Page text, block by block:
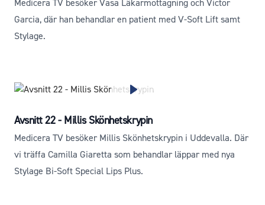
Medicera TV besöker Vasa Läkarmottagning och Victor
Garcia, där han behandlar en patient med V-Soft Lift samt
Stylage.
Avsnitt 22 - Millis Skönhetskrypin
Medicera TV besöker Millis Skönhetskrypin i Uddevalla. Där
vi träffa Camilla Giaretta som behandlar läppar med nya
Stylage Bi-Soft Special Lips Plus.